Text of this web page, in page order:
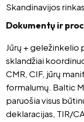
Skandinavijos
Dokumentų ir
Jūrų +
sklandžiai
CMR, CIF, jūrų
formalumų. Baltic
paruošia visus
deklaracijas, TIR/